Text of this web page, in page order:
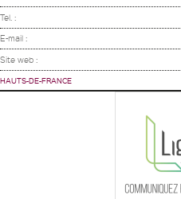
Tel. :
E-mail :
Site web :
HAUTS-DE-FRANCE